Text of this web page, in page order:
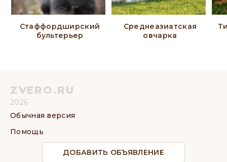
Стаффордширский
бультерьер
Среднеазиатская
овчарка
ZVERO.RU
2026
Обычная версия
Помощь
ДОБАВИТЬ ОБЪЯВЛЕНИЕ